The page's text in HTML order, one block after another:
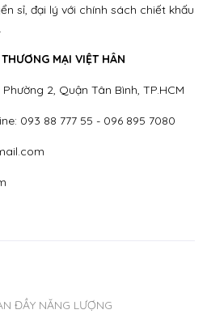
sỉ, đại lý với chính sách chiết khấu
MẠI VIỆT HÂN
2, Quận Tân Bình, TP.HCM
093 88 777 55 - 096 895 7080
ĐẦY NĂNG LƯỢNG